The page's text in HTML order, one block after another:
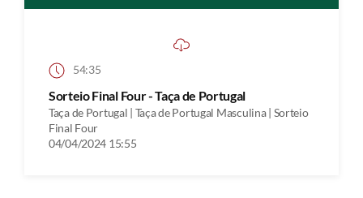
54:35
Sorteio Final Four - Taça de Portugal
Taça de Portugal | Taça de Portugal Masculina | Sorteio
Final Four
04/04/2024 15:55